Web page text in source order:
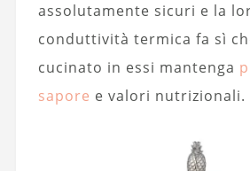
assolutamente sicuri e la
conduttività termica fa sì
cucinato in essi mantenga
sapore e valori nutrizionali.